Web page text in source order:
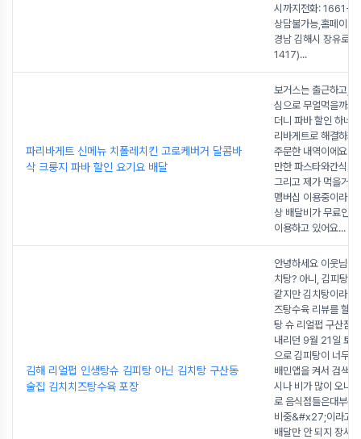
시까지전화: 1661-
상담불가능,홈페이지
경남 김해시 장유로
1417)...
파리바게트 신메뉴 치폴레치킨 고로케버거 달콤바
삭 크룽지 파바 할인 요기요 배달
보거스는 출근하고,
심으로 무얼먹을까요
더니 파바 할인 하네
리바게트로 해결하자
주문한 내역이에요아
만한 파스타와간식으
그리고 제가 먹을거
멤버십 이용중이라배
상 배달비가 무료인
이용하고 있어요...
김해 리얼펍 인생탕슈 김피탕 아닌 김치탕 구산동
술집 김치치즈탕수육 포장
안녕하세요 이웃님
치탕? 아니, 김피탕?
같지만 김치탕이라
즈탕수육 리뷰를 할
탕 슈 리얼펍 구산점
내리던 9월 21일 토
으로 김피탕이 너무
배민앱을 켜서 검색
시나 비가 많이 오니
로 음식점들은대부
비중&#x27;이라고
배달만 안 되지 장사